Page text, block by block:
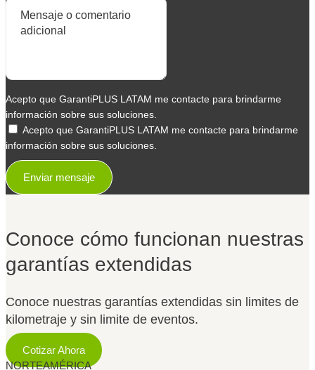
Acepto que GarantiPLUS LATAM me contacte para brindarme
información sobre sus soluciones.
Acepto que GarantiPLUS LATAM me contacte para brindarme
información sobre sus soluciones.
Enviar mensaje
Conoce cómo funcionan nuestras
garantías extendidas
Conoce nuestras garantías extendidas sin limites de
kilometraje y sin limite de eventos.
Cotizar Ahora
NORTEAMÉRICA